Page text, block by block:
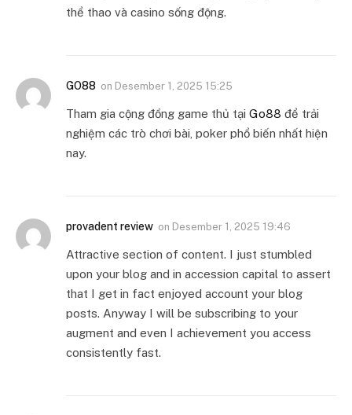
thể thao và casino sống động.
GO88 on Desember 1, 2025 15:25
Tham gia cộng đồng game thủ tại Go88 để trải
nghiệm các trò chơi bài, poker phổ biến nhất hiện
nay.
provadent review on Desember 1, 2025 19:46
Attractive section of content. I just stumbled
upon your blog and in accession capital to assert
that I get in fact enjoyed account your blog
posts. Anyway I will be subscribing to your
augment and even I achievement you access
consistently fast.